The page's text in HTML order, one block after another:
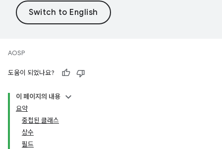
AOSP
도움이 되었나요?
이 페이지의 내용
요약
중첩된 클래스
상수
필드